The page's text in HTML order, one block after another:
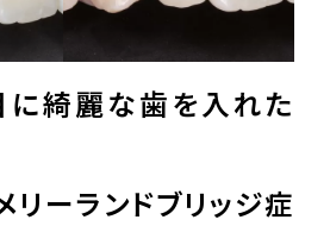
綺麗な歯を入れた
リーランドブリッジ症